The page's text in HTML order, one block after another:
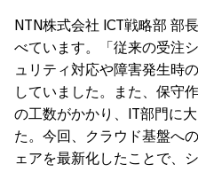
NTN株式会社 ICT戦略部 部
べています。「従来の受注
ュリティ対応や障害発生時
していました。また、保守
の工数がかかり、IT部門に
た。今回、クラウド基盤へ
ェアを最新化したことで、